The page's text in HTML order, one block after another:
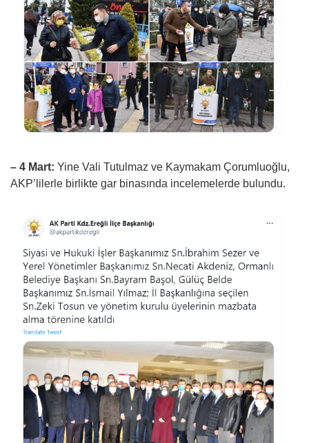
– 4 Mart: Yine Vali Tutulmaz ve Kaymakam Çorumluoğlu,
AKP’lilerle birlikte gar binasında incelemelerde bulundu.